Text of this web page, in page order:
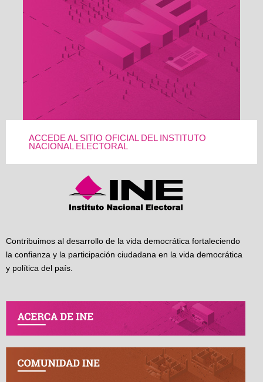
ACCEDE AL SITIO OFICIAL DEL INSTITUTO
NACIONAL ELECTORAL
Contribuimos al desarrollo de la vida democrática fortaleciendo
la confianza y la participación ciudadana en la vida democrática
y política del país.